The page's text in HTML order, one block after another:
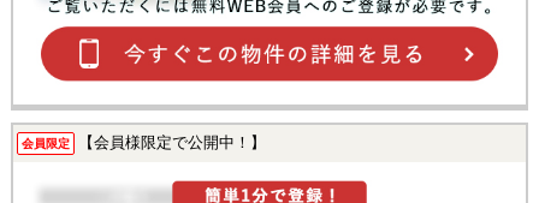
会員限定 【会員様限定で公開中！】